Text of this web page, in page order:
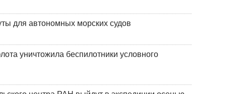
для автономных морских судов
уничтожила беспилотники условного